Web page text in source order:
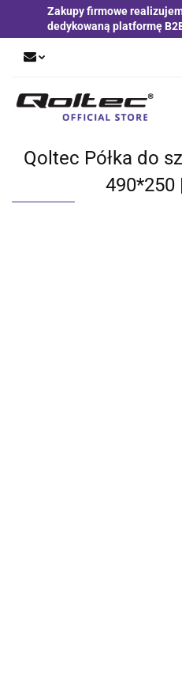
Zakupy firmowe
dedykowaną platformę
Qoltec Półka do
490*250